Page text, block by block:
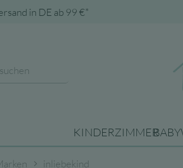
in DE ab 99 €*
KINDERZIMMER
inliebekind